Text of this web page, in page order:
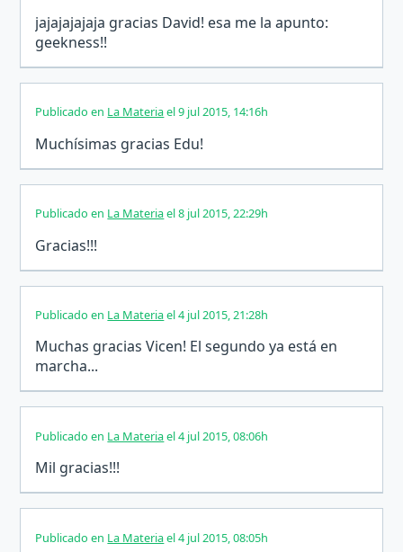
jajajajajaja gracias David! esa me la apunto:
geekness!!
Publicado en La Materiael 9 jul 2015, 14:16h
Muchísimas gracias Edu!
Publicado en La Materiael 8 jul 2015, 22:29h
Gracias!!!
Publicado en La Materiael 4 jul 2015, 21:28h
Muchas gracias Vicen! El segundo ya está en
marcha...
Publicado en La Materiael 4 jul 2015, 08:06h
Mil gracias!!!
Publicado en La Materiael 4 jul 2015, 08:05h